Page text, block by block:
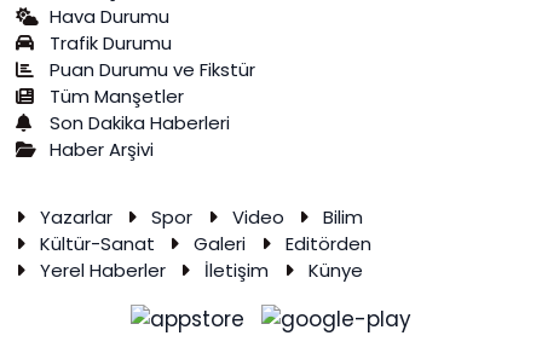
Hava Durumu
Trafik Durumu
Puan Durumu ve Fikstür
Tüm Manşetler
Son Dakika Haberleri
Haber Arşivi
Yazarlar Spor Video
Bilim
Kültür-Sanat
Galeri
Editörden
Yerel Haberler
İletişim Künye